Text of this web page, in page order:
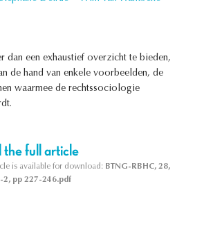
dan een exhaustief overzicht te bieden,
de hand van enkele voorbeelden, de
waarmee de rechtssociologie
the full article
is available for download: BTNG-RBHC, 28,
2, pp 227-246.pdf